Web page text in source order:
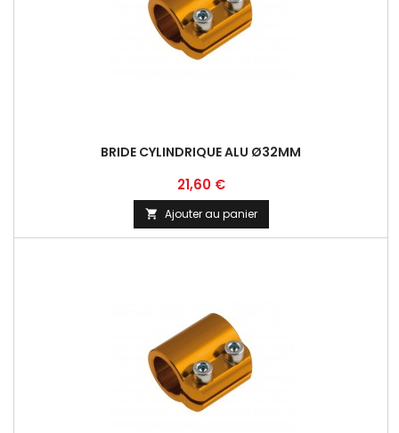
BRIDE CYLINDRIQUE ALU Ø32MM
Prix
21,60 €
 Ajouter au panier